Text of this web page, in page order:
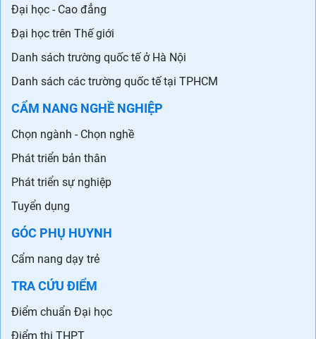
Đại học - Cao đẳng
Đại học trên Thế giới
Danh sách trường quốc tế ở Hà Nội
Danh sách các trường quốc tế tại TPHCM
CẨM NANG NGHỀ NGHIỆP
Chọn ngành - Chọn nghề
Phát triển bản thân
Phát triển sự nghiệp
Tuyển dụng
GÓC PHỤ HUYNH
Cẩm nang dạy trẻ
TRA CỨU ĐIỂM
Điểm chuẩn Đại học
Điểm thi THPT